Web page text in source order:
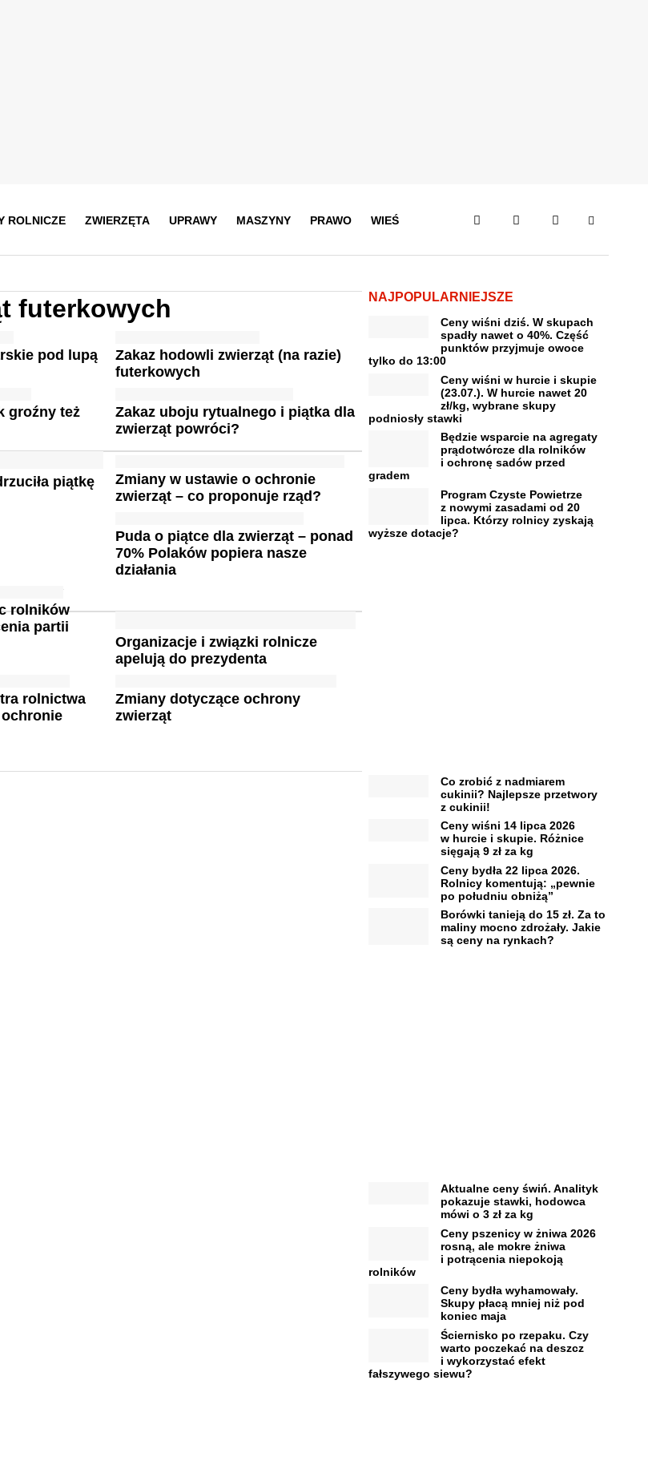
ROLNICZE ZWIERZĘTA UPRAWY MASZYNY PRAWO WIEŚ
futerkowych
pod lupą
Zakaz hodowli zwierząt (na razie)
futerkowych
groźny też
Zakaz uboju rytualnego i piątka dla
zwierząt powróci?
piątkę
Zmiany w ustawie o ochronie
zwierząt – co proponuje rząd?
Puda o piątce dla zwierząt – ponad
70% Polaków popiera nasze
działania
rolników
partii
Organizacje i związki rolnicze
apelują do prezydenta
rolnictwa
Zmiany dotyczące ochrony
zwierząt
NAJPOPULARNIEJSZE
Ceny wiśni dziś. W skupach
spadły nawet o 40%. Część
punktów przyjmuje owoce
tylko do 13:00
Ceny wiśni w hurcie i skupie
(23.07.). W hurcie nawet 20
zł/kg, wybrane skupy
podniosły stawki
Będzie wsparcie na agregaty
prądotwórcze dla rolników
i ochronę sadów przed
gradem
Program Czyste Powietrze
z nowymi zasadami od 20
lipca. Którzy rolnicy zyskają
wyższe dotacje?
Co zrobić z nadmiarem
cukinii? Najlepsze przetwory
z cukinii!
Ceny wiśni 14 lipca 2026
w hurcie i skupie. Różnice
sięgają 9 zł za kg
Ceny bydła 22 lipca 2026.
Rolnicy komentują: „pewnie
po południu obniżą”
Borówki tanieją do 15 zł. Za to
maliny mocno zdrożały. Jakie
są ceny na rynkach?
Aktualne ceny świń. Analityk
pokazuje stawki, hodowca
mówi o 3 zł za kg
Ceny pszenicy w żniwa 2026
rosną, ale mokre żniwa
i potrącenia niepokoją
rolników
Ceny bydła wyhamowały.
Skupy płacą mniej niż pod
koniec maja
Ściernisko po rzepaku. Czy
warto poczekać na deszcz
i wykorzystać efekt
fałszywego siewu?